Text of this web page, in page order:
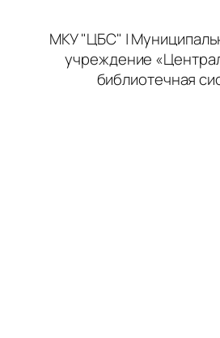
МКУ "ЦБС" |
учреждение
библиотечная